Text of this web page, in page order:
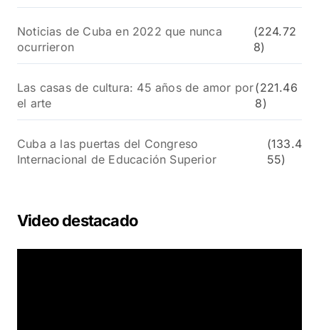
Noticias de Cuba en 2022 que nunca
ocurrieron
(224.72
8)
Las casas de cultura: 45 años de amor por
el arte
(221.46
8)
Cuba a las puertas del Congreso
Internacional de Educación Superior
(133.4
55)
Video destacado